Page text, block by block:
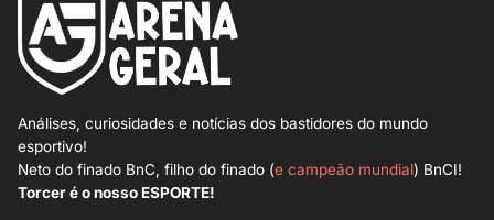
Análises, curiosidades e notícias dos bastidores do mundo
esportivo!
Neto do finado BnC, filho do finado (e campeão mundial) BnCI!
Torcer é o nosso ESPORTE!